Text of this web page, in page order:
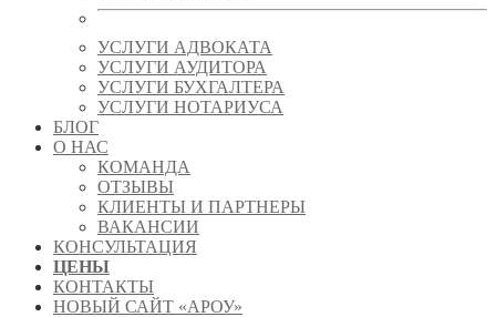
УСЛУГИ АДВОКАТА
УСЛУГИ АУДИТОРА
УСЛУГИ БУХГАЛТЕРА
УСЛУГИ НОТАРИУСА
БЛОГ
О НАС
КОМАНДА
ОТЗЫВЫ
КЛИЕНТЫ И ПАРТНЕРЫ
ВАКАНСИИ
КОНСУЛЬТАЦИЯ
ЦЕНЫ
КОНТАКТЫ
НОВЫЙ САЙТ «АРОУ»